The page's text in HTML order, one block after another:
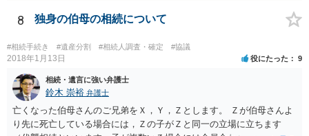
8 独身の伯母の相続について
#相続手続き #遺産分割 #相続人調査・確定 #協議
2018年1月13日 役にたった 9
相続・遺言に強い弁護士
鈴木 崇裕 弁護士
亡くなった伯母さんのご兄弟をＸ，Ｙ，Ｚとします。 Ｚが伯母さんよ
り先に死亡している場合には，Ｚの子がＺと同一の立場に立ちます